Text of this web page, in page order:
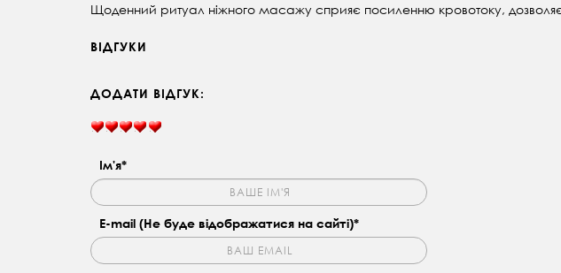
Щоденний ритуал ніжного масажу сприяє посиленню кровотоку,
ВІДГУКИ
ДОДАТИ ВІДГУК:
Ім'я*
E-mail (Не буде відображатися на сайті)*